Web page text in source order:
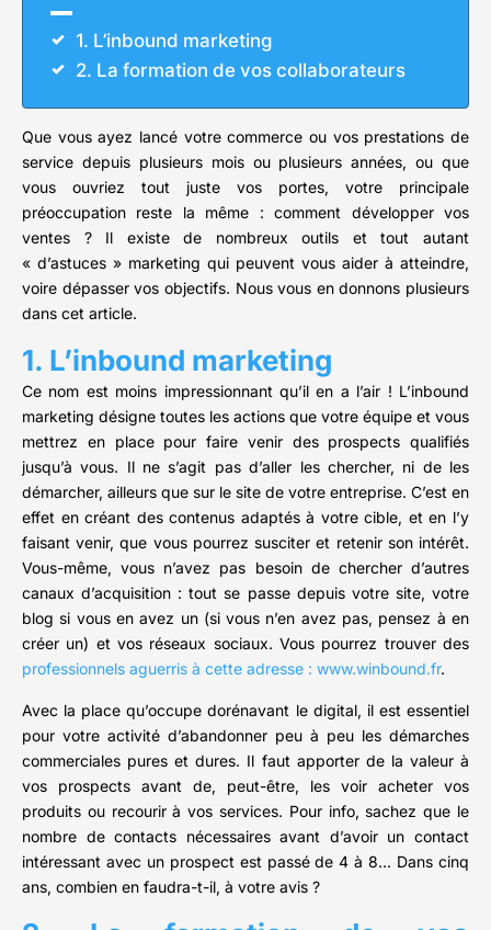
1. L’inbound marketing
2. La formation de vos collaborateurs
Que vous ayez lancé votre commerce ou vos prestations de
service depuis plusieurs mois ou plusieurs années, ou que
vous ouvriez tout juste vos portes, votre principale
préoccupation reste la même : comment développer vos
ventes ? Il existe de nombreux outils et tout autant
« d’astuces » marketing qui peuvent vous aider à atteindre,
voire dépasser vos objectifs. Nous vous en donnons plusieurs
dans cet article.
1. L’inbound marketing
Ce nom est moins impressionnant qu’il en a l’air ! L’inbound
marketing désigne toutes les actions que votre équipe et vous
mettrez en place pour faire venir des prospects qualifiés
jusqu’à vous. Il ne s’agit pas d’aller les chercher, ni de les
démarcher, ailleurs que sur le site de votre entreprise. C’est en
effet en créant des contenus adaptés à votre cible, et en l’y
faisant venir, que vous pourrez susciter et retenir son intérêt.
Vous-même, vous n’avez pas besoin de chercher d’autres
canaux d’acquisition : tout se passe depuis votre site, votre
blog si vous en avez un (si vous n’en avez pas, pensez à en
créer un) et vos réseaux sociaux. Vous pourrez trouver des
professionnels aguerris à cette adresse : www.winbound.fr.
Avec la place qu’occupe dorénavant le digital, il est essentiel
pour votre activité d’abandonner peu à peu les démarches
commerciales pures et dures. Il faut apporter de la valeur à
vos prospects avant de, peut-être, les voir acheter vos
produits ou recourir à vos services. Pour info, sachez que le
nombre de contacts nécessaires avant d’avoir un contact
intéressant avec un prospect est passé de 4 à 8… Dans cinq
ans, combien en faudra-t-il, à votre avis ?